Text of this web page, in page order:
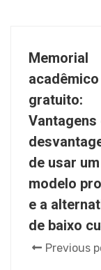
Memorial
acadêmico
gratuito:
Vantagens
de usar um
modelo
e a
de baixo
Previous